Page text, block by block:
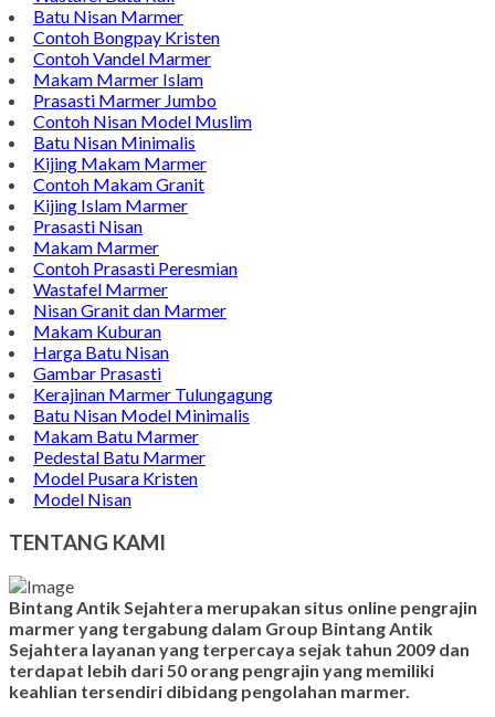
Batu Nisan Marmer
Contoh Bongpay Kristen
Contoh Vandel Marmer
Makam Marmer Islam
Prasasti Marmer Jumbo
Contoh Nisan Model Muslim
Batu Nisan Minimalis
Kijing Makam Marmer
Contoh Makam Granit
Kijing Islam Marmer
Prasasti Nisan
Makam Marmer
Contoh Prasasti Peresmian
Wastafel Marmer
Nisan Granit dan Marmer
Makam Kuburan
Harga Batu Nisan
Gambar Prasasti
Kerajinan Marmer Tulungagung
Batu Nisan Model Minimalis
Makam Batu Marmer
Pedestal Batu Marmer
Model Pusara Kristen
Model Nisan
TENTANG KAMI
Bintang Antik Sejahtera merupakan situs online pengrajin
marmer yang tergabung dalam Group Bintang Antik
Sejahtera layanan yang terpercaya sejak tahun 2009 dan
terdapat lebih dari 50 orang pengrajin yang memiliki
keahlian tersendiri dibidang pengolahan marmer.